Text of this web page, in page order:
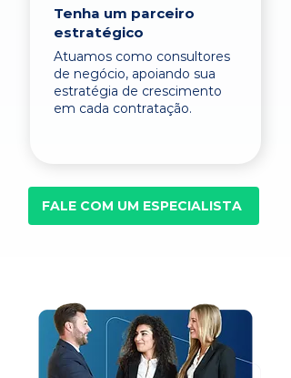
Tenha um parceiro
estratégico
Atuamos como consultores
de negócio, apoiando sua
estratégia de crescimento
em cada contratação.
FALE COM UM ESPECIALISTA